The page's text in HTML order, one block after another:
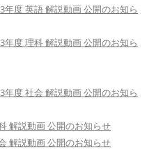
年度 英語 解説動画 公開のお知ら
年度 理科 解説動画 公開のお知ら
年度 社会 解説動画 公開のお知ら
解説動画 公開のお知らせ
解説動画 公開のお知らせ